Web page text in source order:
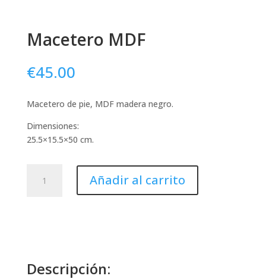
Macetero MDF
€45.00
Macetero de pie, MDF madera negro.
Dimensiones:
25.5×15.5×50 cm.
MDF
Añadir al carrito
Descripción: